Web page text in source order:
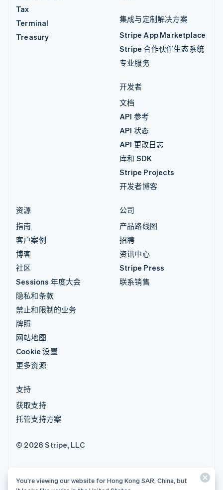
Tax
Terminal
Treasury
集成与定制解决方案
Stripe App Marketplace
Stripe 合作伙伴生态系统
专业服务
开发者
文档
API 参考
API 状态
API 更改日志
库和 SDK
Stripe Projects
开发者博客
资源
指南
客户案例
博客
社区
Sessions 年度大会
隐私和条款
禁止和限制的业务
牌照
网站地图
Cookie 设置
更多资源
公司
产品路线图
招聘
资讯中心
Stripe Press
联系销售
支持
获取支持
托管支持方案
© 2026 Stripe, LLC
You’re viewing our website for Hong Kong SAR, China, but